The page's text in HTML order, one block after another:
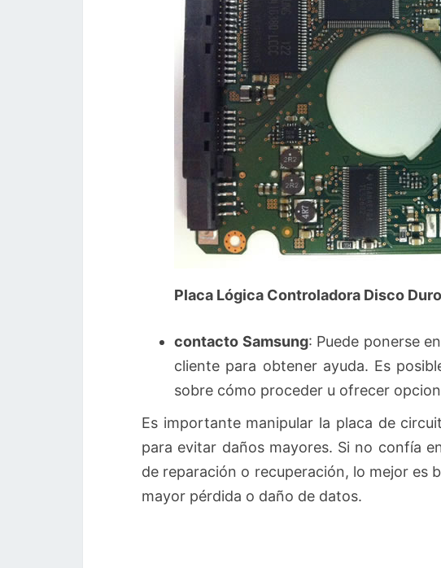
Placa Lógica Controladora Disco
contacto Samsung: Puede ponerse
cliente para obtener ayuda. Es
sobre cómo proceder u ofrecer
Es importante manipular la placa de
para evitar daños mayores. Si no confía
de reparación o recuperación, lo mejor es
mayor pérdida o daño de datos.